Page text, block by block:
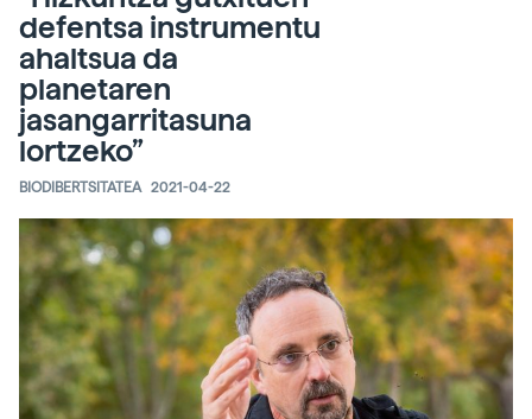
defentsa instrumentu
ahaltsua da
planetaren
jasangarritasuna
lortzeko”
BIODIBERTSITATEA 2021-04-22